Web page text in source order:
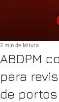
ABDPM
para
de portos
2 min de leitura